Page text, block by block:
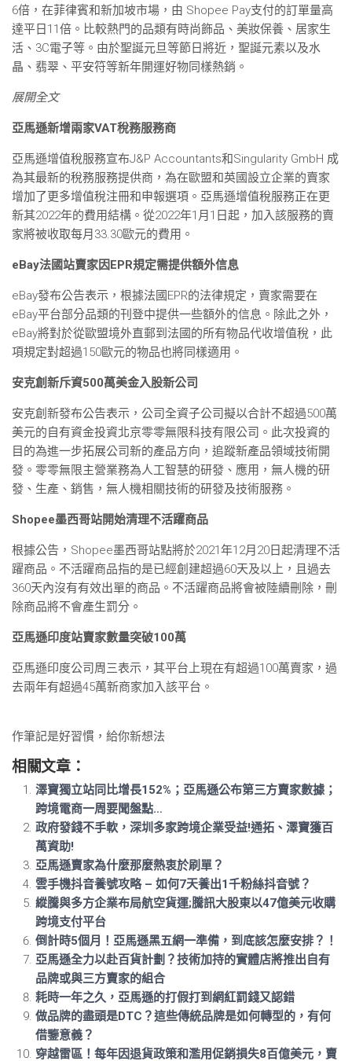
6倍，在菲律賓和新加坡市場，由 Shopee Pay支付的訂單量高
達平日11倍。比較熱門的品類有時尚飾品、美妝保養、居家生
活、3C電子等。由於聖誕元旦等節日將近，聖誕元素以及水
晶、翡翠、平安符等新年開運好物同樣熱銷。
展開全文
亞馬遜新增兩家VAT稅務服務商
亞馬遜增值稅服務宣布J&P Accountants和Singularity GmbH 成
為其最新的稅務服務提供商，為在歐盟和英國設立企業的賣家
增加了更多增值稅注冊和申報選項。亞馬遜增值稅服務正在更
新其2022年的費用結構。從2022年1月1日起，加入該服務的賣
家將被收取每月33.30歐元的費用。
eBay法國站賣家因EPR規定需提供額外信息
eBay發布公告表示，根據法國EPR的法律規定，賣家需要在
eBay平台部分品類的刊登中提供一些額外的信息。除此之外，
eBay將對於從歐盟境外直郵到法國的所有物品代收增值稅，此
項規定對超過150歐元的物品也將同樣適用。
安克創新斥資500萬美金入股新公司
安克創新發布公告表示，公司全資子公司擬以合計不超過500萬
美元的自有資金投資北京零零無限科技有限公司。此次投資的
目的為進一步拓展公司新的產品方向，追蹤新產品領域技術開
發。零零無限主營業務為人工智慧的研發、應用，無人機的研
發、生產、銷售，無人機相關技術的研發及技術服務。
Shopee墨西哥站開始清理不活躍商品
根據公告，Shopee墨西哥站點將於2021年12月20日起清理不活
躍商品。不活躍商品指的是已經創建超過60天及以上，且過去
360天內沒有有效出單的商品。不活躍商品將會被陸續刪除，刪
除商品將不會產生罰分。
亞馬遜印度站賣家數量突破100萬
亞馬遜印度公司周三表示，其平台上現在有超過100萬賣家，過
去兩年有超過45萬新商家加入該平台。
作筆記是好習慣，給你新想法
相關文章：
澤寶獨立站同比增長152%；亞馬遜公布第三方賣家數據；
跨境電商一周要聞盤點…
政府發錢不手軟，深圳多家跨境企業受益!通拓、澤寶獲百
萬資助!
亞馬遜賣家為什麼那麼熱衷於刷單？
雲手機抖音養號攻略 – 如何7天養出1千粉絲抖音號？
縱騰與多方企業布局航空貨運;騰訊大股東以47億美元收購
跨境支付平台
倒計時5個月！亞馬遜黑五網一準備，到底該怎麼安排？！
亞馬遜全力以赴百貨計劃？技術加持的實體店將推出自有
品牌或與三方賣家的組合
耗時一年之久，亞馬遜的打假打到網紅罰錢又認錯
做品牌的盡頭是DTC？這些傳統品牌是如何轉型的，有何
借鑒意義？
穿越雷區！每年因退貨政策和濫用促銷損失8百億美元，賣